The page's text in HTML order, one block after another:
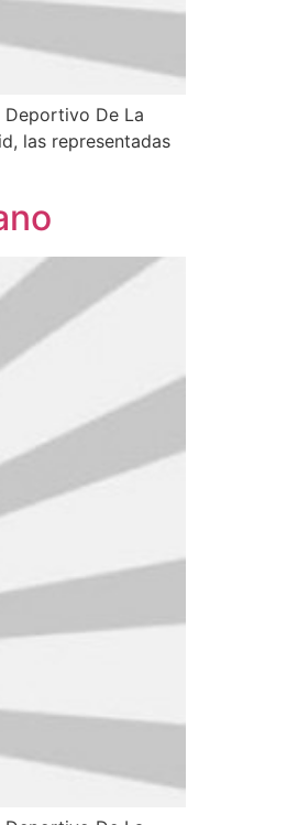
Deportivo De La
las representadas